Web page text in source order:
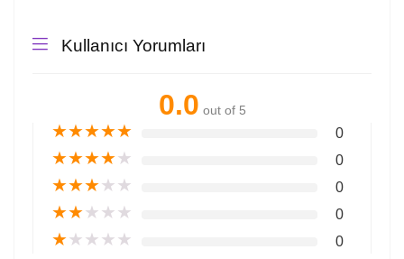
Kullanıcı Yorumları
0.0 out of 5
★★★★★ 0
★★★★★ 0
★★★★★ 0
★★★★★ 0
★★★★★ 0